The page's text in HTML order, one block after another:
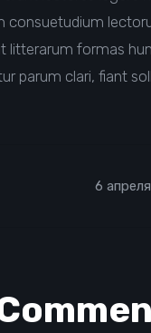
consuetudium
litterarum formas
parum clari, fiant
6